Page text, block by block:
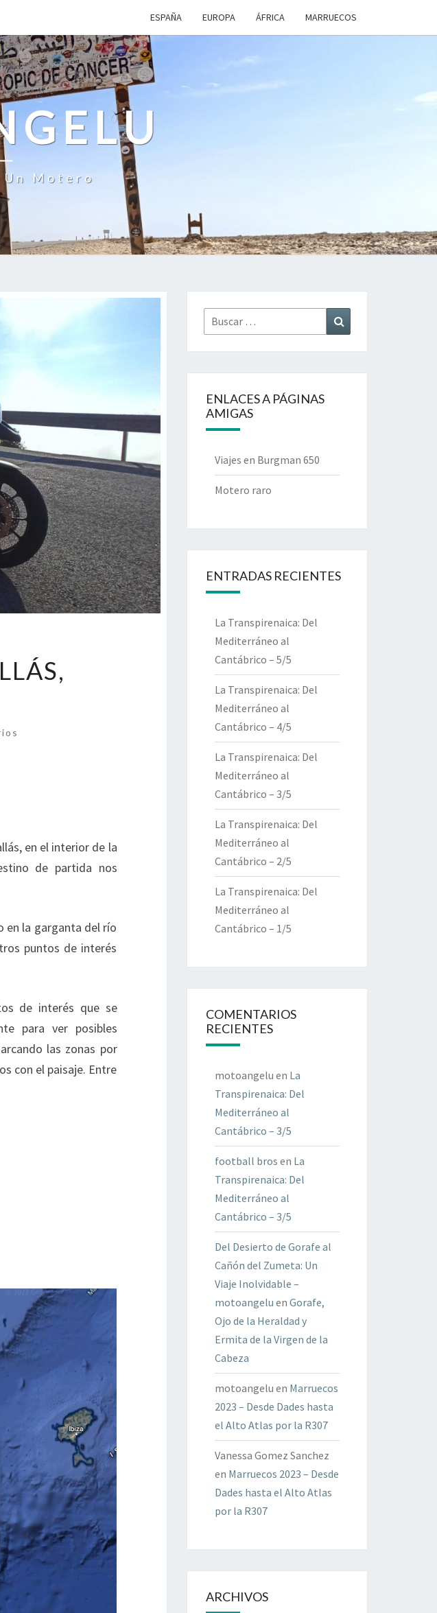
ESPAÑA EUROPA ÁFRICA MARRUECOS
Motero
en el interior de la
de partida nos
en la garganta del río
puntos de interés
de interés que se
para ver posibles
las zonas por
con el paisaje. Entre
Buscar
por:
ENLACES A PÁGINAS
AMIGAS
Viajes en Burgman 650
Motero raro
ENTRADAS RECIENTES
La Transpirenaica: Del
Mediterráneo al
Cantábrico – 5/5
La Transpirenaica: Del
Mediterráneo al
Cantábrico – 4/5
La Transpirenaica: Del
Mediterráneo al
Cantábrico – 3/5
La Transpirenaica: Del
Mediterráneo al
Cantábrico – 2/5
La Transpirenaica: Del
Mediterráneo al
Cantábrico – 1/5
COMENTARIOS
RECIENTES
motoangelu en La
Transpirenaica: Del
Mediterráneo al
Cantábrico – 3/5
football bros en La
Transpirenaica: Del
Mediterráneo al
Cantábrico – 3/5
Del Desierto de Gorafe al
Cañón del Zumeta: Un
Viaje Inolvidable –
motoangelu en Gorafe,
Ojo de la Heraldad y
Ermita de la Virgen de la
Cabeza
motoangelu en Marruecos
2023 – Desde Dades hasta
el Alto Atlas por la R307
Vanessa Gomez Sanchez
en Marruecos 2023 – Desde
Dades hasta el Alto Atlas
por la R307
ARCHIVOS